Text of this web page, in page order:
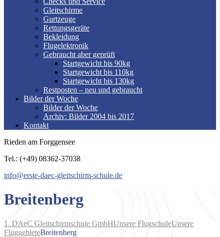
Gleitschirme
Gurtzeuge
Rettungsgeräte
Bekleidung
Flugelektronik
Gebraucht aber geprüft
Startgewicht bis 90kg
Startgewicht bis 110kg
Startgewicht bis 130kg
Restposten – neu und gebraucht
Bilder der Woche
Bilder der Woche
Archiv: Bilder 2004 bis 2017
Kontakt
Rieden am Forggensee
Tel.: (+49) 08362-37038
info@erste-daec-gleitschirm-schule.de
Breitenberg
1. DAeC Gleitschirmschule GmbHUnsere FlugschuleUnsere
FluggebieteBreitenberg